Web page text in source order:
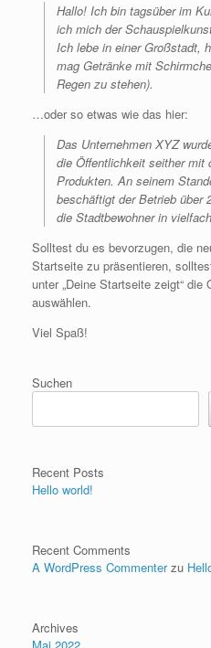
Hallo! Ich bin tagsüber im
ich mich der
Ich lebe in einer Großstadt,
mag Getränke mit
Regen zu stehen).
…oder so etwas wie das hier:
Das Unternehmen XYZ
die Öffentlichkeit seither mit
Produkten. An seinem
beschäftigt der Betrieb über
die Stadtbewohner in
Solltest du es bevorzugen, die
Startseite zu präsentieren,
unter „Deine Startseite zeigt“ die
auswählen.
Viel Spaß!
Suchen
Recent Posts
Hello world!
Recent Comments
A WordPress Commenterzu
Archives
Mai 2022